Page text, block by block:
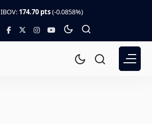
IBOV: 174.70 pts(-0.0858%)